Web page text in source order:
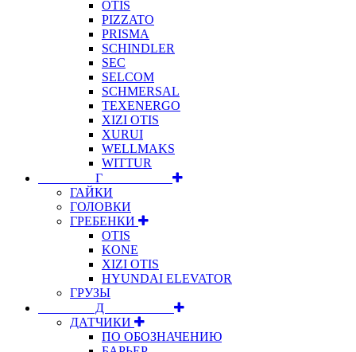
OTIS
PIZZATO
PRISMA
SCHINDLER
SEC
SELCOM
SCHMERSAL
TEXENERGO
XIZI OTIS
XURUI
WELLMAKS
WITTUR
⠀⠀⠀⠀⠀⠀Г⠀⠀⠀⠀⠀⠀⠀
ГАЙКИ
ГОЛОВКИ
ГРЕБЕНКИ
OTIS
KONE
XIZI OTIS
HYUNDAI ELEVATOR
ГРУЗЫ
⠀⠀⠀⠀⠀⠀Д⠀⠀⠀⠀⠀⠀⠀
ДАТЧИКИ
ПО ОБОЗНАЧЕНИЮ